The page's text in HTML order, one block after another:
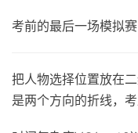
考前的最后一场模拟
把人物选择位置放在
是两个方向的折线，